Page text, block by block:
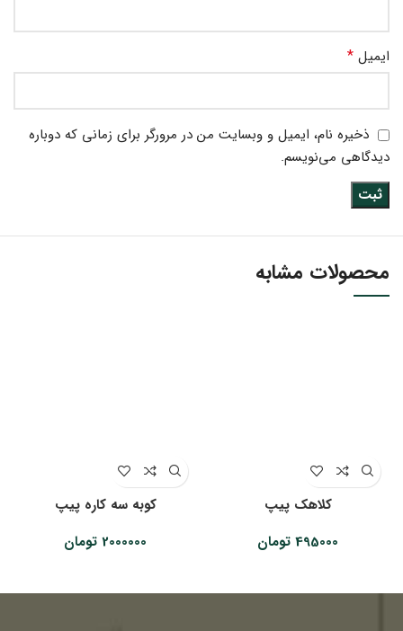
ایمیل *
ذخیره نام، ایمیل و وبسایت من در مرورگر برای زمانی که دوباره
دیدگاهی می‌نویسم.
محصولات مشابه
کلاهک پیپ
495000 تومان
کوبه سه کاره پیپ
2000000 تومان